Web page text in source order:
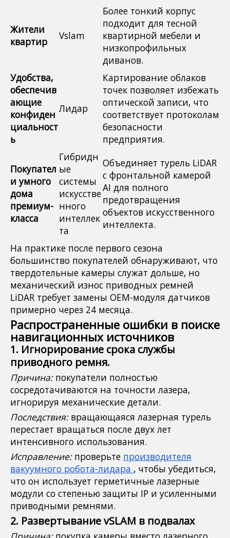
Жители
квартир
Vslam
Более тонкий корпус
подходит для тесной
квартирной мебели и
низкопрофильных
диванов.
Удобства,
обеспечив
ающие
конфиден
циальност
ь
Лидар
Картирование облаков
точек позволяет избежать
оптической записи, что
соответствует протоколам
безопасности
предприятия.
Покупател
и умного
дома
премиум-
класса
Гибридн
ые
системы
искусстве
нного
интеллек
та
Объединяет турель LiDAR
с фронтальной камерой
AI для полного
предотвращения
объектов искусственного
интеллекта.
На практике после первого сезона
большинство покупателей обнаруживают, что
твердотельные камеры служат дольше, но
механический износ приводных ремней
LiDAR требует замены OEM-модуля датчиков
примерно через 24 месяца.
Распространенные ошибки в поиске
навигационных источников
1. Игнорирование срока службы
приводного ремня.
Причина: покупатели полностью
сосредотачиваются на точности лазера,
игнорируя механические детали.
Последствия: вращающаяся лазерная турель
перестает вращаться после двух лет
интенсивного использования.
Исправление: проверьте производителя
вакуумного робота-лидара , чтобы убедиться,
что он использует герметичные лазерные
модули со степенью защиты IP и усиленными
приводными ремнями.
2. Развертывание vSLAM в подвалах